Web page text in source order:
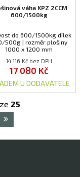
váha KPZ 2CCM
600/1500kg
do 600/1500kg dílek
500g | rozměr plošiny
1000 x 1200 mm
14 116 Kč bez DPH
17 080 Kč
U DODAVATELE
ze 25